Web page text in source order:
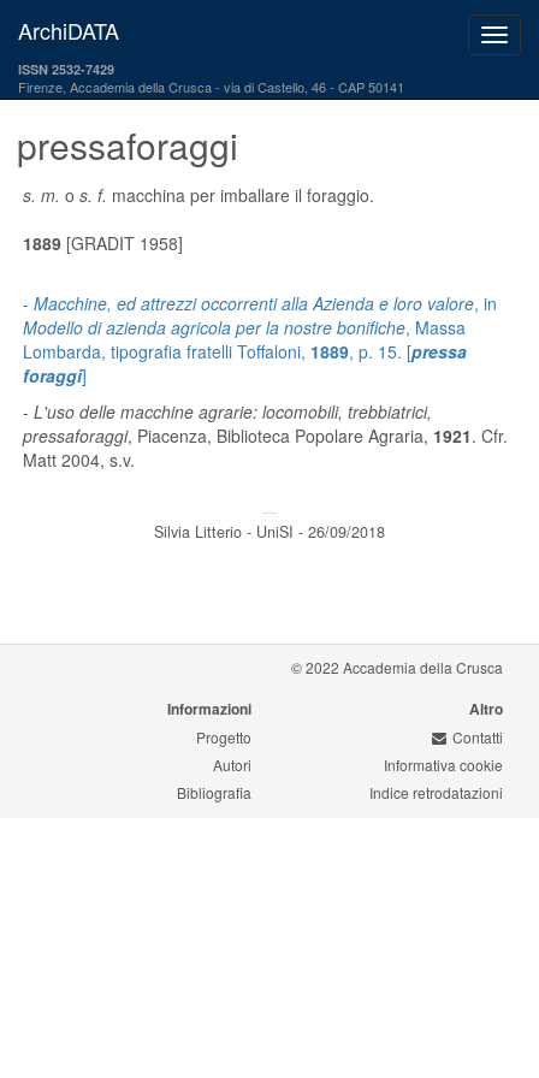
ArchiDATA
ISSN 2532-7429
Firenze, Accademia della Crusca via di Castello, 46 - CAP 50141
pressaforaggi
s. m. o s. f. macchina per imballare il foraggio.
1889[GRADIT 1958]
- Macchine, ed attrezzi occorrenti alla Azienda e loro valore, in
Modello di azienda agricola per la nostre bonifiche, Massa
Lombarda, tipografia fratelli Toffaloni, 1889, p. 15. [pressa
foraggi]
- L'uso delle macchine agrarie: locomobili, trebbiatrici,
pressaforaggi, Piacenza, Biblioteca Popolare Agraria, 1921. Cfr.
Matt 2004, s.v.
---
Silvia Litterio - UniSI - 26/09/2018
© 2022 Accademia della Crusca
Informazioni
Progetto
Autori
Bibliografia
Altro
Contatti
Informativa cookie
Indice retrodatazioni